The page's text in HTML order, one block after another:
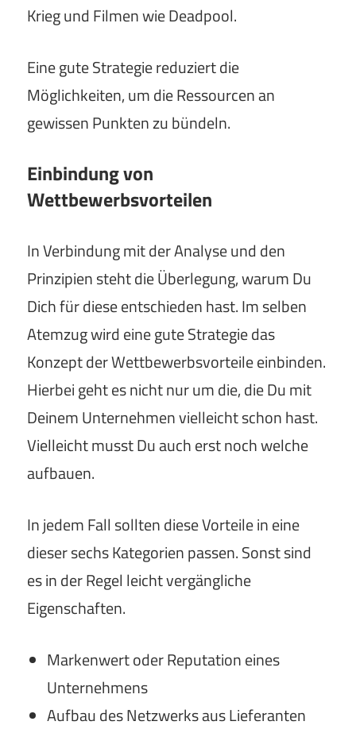
Krieg und Filmen wie Deadpool.
Eine gute Strategie reduziert die
Möglichkeiten, um die Ressourcen an
gewissen Punkten zu bündeln.
Einbindung von
Wettbewerbsvorteilen
In Verbindung mit der Analyse und den
Prinzipien steht die Überlegung, warum Du
Dich für diese entschieden hast. Im selben
Atemzug wird eine gute Strategie das
Konzept der Wettbewerbsvorteile einbinden.
Hierbei geht es nicht nur um die, die Du mit
Deinem Unternehmen vielleicht schon hast.
Vielleicht musst Du auch erst noch welche
aufbauen.
In jedem Fall sollten diese Vorteile in eine
dieser sechs Kategorien passen. Sonst sind
es in der Regel leicht vergängliche
Eigenschaften.
Markenwert oder Reputation eines
Unternehmens
Aufbau des Netzwerks aus Lieferanten